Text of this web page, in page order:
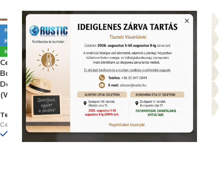
Kiállítva Alkotás úton
Kiállítva Kunigunda útján
Készleten
Cersanit Metal Copper
Border Glossy 1X60
Dekorcsík (Listello)
(WD929-013)
Termékkód:
Cersanit/WD929-013
Készleten
Kiállítva Kunigunda útján